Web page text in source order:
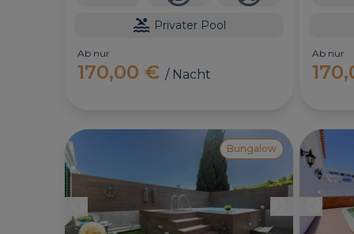
Privater Pool
Ab nur
170,00 € / Nacht
Ab nur
Bungalow